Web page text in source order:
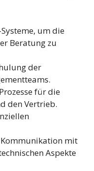
um die
Beratung zu
der
für die
den Vertrieb.
Kommunikation mit
Aspekte